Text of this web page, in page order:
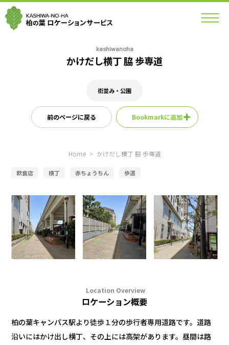
kashiwanoha
かけだし横丁 脇 歩専道
街並み・公園
前のページに戻る Bookmarkに追加
Home > かけだし横丁 脇 歩専道
飲食店 横丁 赤ちょうちん 歩道
Location Overview
ロケーション概要
柏の葉キャンパス駅より徒歩１分の歩行者専用道路です。道路
沿いにはかけ出し横丁、その上には高架があります。昼間は路